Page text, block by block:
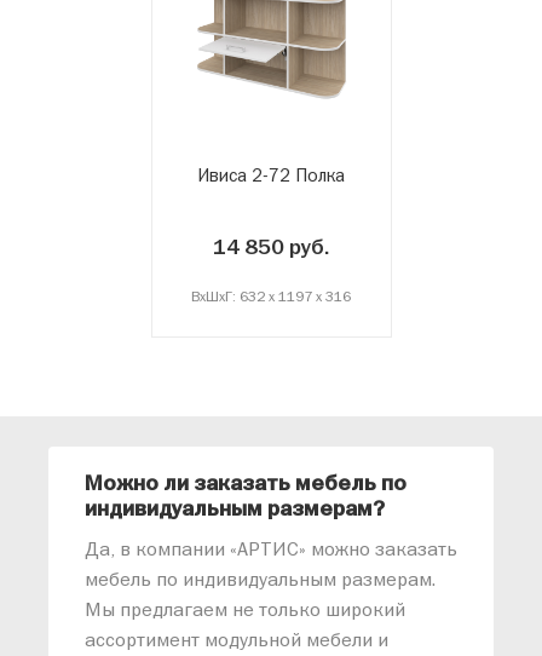
Ивиса 2-72 Полка
14 850 руб.
ВxШxГ: 632 x 1197 x 316
Можно ли заказать мебель по
индивидуальным размерам?
Да, в компании «АРТИС» можно заказать
мебель по индивидуальным размерам.
Мы предлагаем не только широкий
ассортимент модульной мебели и